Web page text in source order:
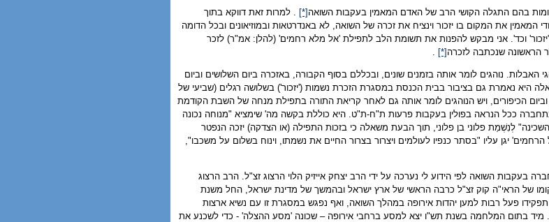
בהם התגלה הקושי הרב של האדם המאמין בעקבות השואה [*]
. למרות זאת דווקא בתוך
המאמין את המקום בו יזכור וינציח את זכרה של השואה, לא באנדרטאות ובמוזיאונים ובכל הדומה
וכד'. אני מבקש להפנות את תשומת הלב לתפילת 'אל מלא רחמים' (להלן: אמ"ר) לזכר
הראשונה שנכתבה לזכרה [*]
נוהגים לומר אותה בזמנים שונים, ובכללם בסוף הקבורה, באזכרה ביום השלושים וביום
היא נאמרת גם בציבור בבית הכנסת במסגרת הזכרת נשמות ('יזכור') בשלושה רגלים (שביעי של
הכיפורים, ויש הנוהגים לומר אותה גם לאחר קריאת התורה בתפילת מנחה של השבת הקודמת
ככל הנראה בפולין בעקבות פרעות ת"ח-ת"ט. היא כוללת בקשה מה' שימציא "מנוחה נכונה
לְנִשְׁמַת פלוני בן פלוני, תוך הבעת משאלה כי בזכות התפילה (או הצדקה) יזכה הנפטר
יגן עליו "בסתר כנפיו לעולמים ויצרור בצרור החיים את נשמתו, וינוח בשלום על משכבו",
בעקבות השואה לפי הידוע לי נערכה על ידי הרב יצחק אייזיק הלוי הרצוג זצ"ל. הרב הרצוג
של הראי"ה קוק זצ"ל כרבה הראשי של ארץ ישראל ובהמשך של מדינת ישראל, החל משנת
פעל רבות למען יהדות אירופה במהלך השואה, ואף נפגש במסגרת זו עם נשיא ארצות
מיד בתום המלחמה בשנת תש"ו יצא למסע ברחבי אירופה – שכונה 'מסע ההצלה' - כדי לשכנע את